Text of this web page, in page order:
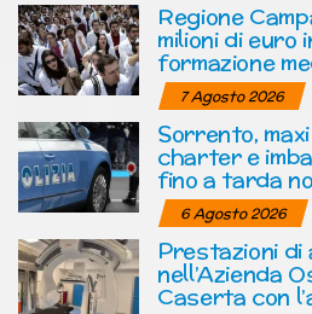
Regione
milioni di euro
formazione
7 Agosto 2026
Sorrento,
charter e
fino a tarda
6 Agosto 2026
Prestazioni
nell’Azienda
Caserta con